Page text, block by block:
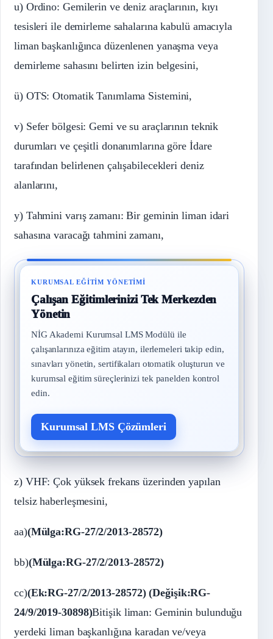
u) Ordino: Gemilerin ve deniz araçlarının, kıyı
tesisleri ile demirleme sahalarına kabulü amacıyla
liman başkanlığınca düzenlenen yanaşma veya
demirleme sahasını belirten izin belgesini,
ü) OTS: Otomatik Tanımlama Sistemini,
v) Sefer bölgesi: Gemi ve su araçlarının teknik
durumları ve çeşitli donanımlarına göre İdare
tarafından belirlenen çalışabilecekleri deniz
alanlarını,
y) Tahmini varış zamanı: Bir geminin liman idari
sahasına varacağı tahmini zamanı,
KURUMSAL EĞITIM YÖNETIMI
Çalışan Eğitimlerinizi Tek Merkezden
Yönetin
NİG Akademi Kurumsal LMS Modülü ile
çalışanlarınıza eğitim atayın, ilerlemeleri takip edin,
sınavları yönetin, sertifikaları otomatik oluşturun ve
kurumsal eğitim süreçlerinizi tek panelden kontrol
edin.
Kurumsal LMS Çözümleri
z) VHF: Çok yüksek frekans üzerinden yapılan
telsiz haberleşmesini,
aa)(Mülga:RG-27/2/2013-28572)
bb)(Mülga:RG-27/2/2013-28572)
cc)(Ek:RG-27/2/2013-28572) (Değişik:RG-
24/9/2019-30898)Bitişik liman: Geminin bulunduğu
yerdeki liman başkanlığına karadan ve/veya